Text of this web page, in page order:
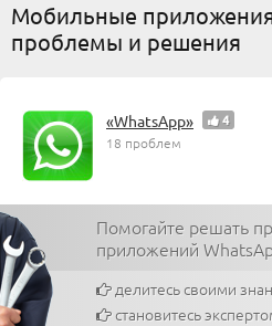
Мобильные
проблемы и решения
«WhatsApp» 4
18 проблем
Помогайте решать
приложений
делитесь своими
становитесь